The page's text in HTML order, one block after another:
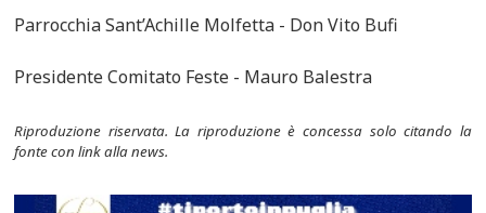
Parrocchia Sant’Achille Molfetta - Don Vito Bufi
Presidente Comitato Feste - Mauro Balestra
Riproduzione riservata. La riproduzione è concessa solo citando la
fonte con link alla news.